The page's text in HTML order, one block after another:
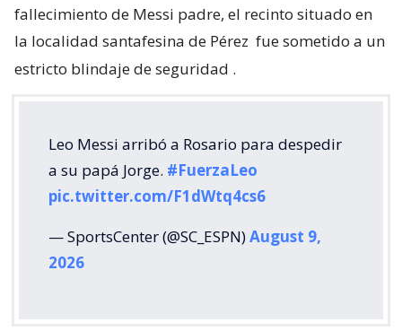
fallecimiento de Messi padre, el recinto situado en
la localidad santafesina de Pérez fue sometido a un
estricto blindaje de seguridad .
Leo Messi arribó a Rosario para despedir
a su papá Jorge. #FuerzaLeo
pic.twitter.com/F1dWtq4cs6
— SportsCenter (@SC_ESPN)August 9,
2026